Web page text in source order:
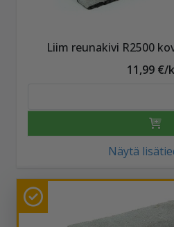
Liim reunakivi R2500
11,99 €/
Näytä